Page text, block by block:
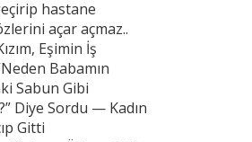
hastane
açar açmaz..
Eşimin İş
Babamın
Sabun Gibi
Diye Sordu — Kadın
Gitti